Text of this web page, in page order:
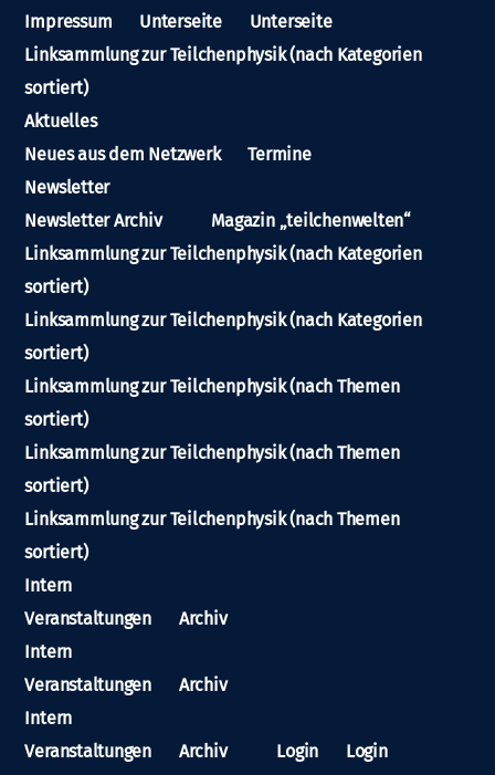
Impressum
Unterseite
Unterseite
Linksammlung zur Teilchenphysik (nach Kategorien
sortiert)
Aktuelles
Neues aus dem Netzwerk
Termine
Newsletter
Newsletter Archiv
Magazin „teilchenwelten“
Linksammlung zur Teilchenphysik (nach Kategorien
sortiert)
Linksammlung zur Teilchenphysik (nach Kategorien
sortiert)
Linksammlung zur Teilchenphysik (nach Themen
sortiert)
Linksammlung zur Teilchenphysik (nach Themen
sortiert)
Linksammlung zur Teilchenphysik (nach Themen
sortiert)
Intern
Veranstaltungen
Archiv
Intern
Veranstaltungen
Archiv
Intern
Veranstaltungen
Archiv Login
Login